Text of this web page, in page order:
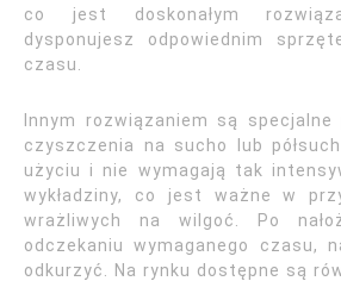
co jest doskonałym
dysponujesz odpowiednim
czasu.
Innym rozwiązaniem są
czyszczenia na sucho lub
użyciu i nie wymagają tak
wykładziny, co jest ważne w
wrażliwych na wilgoć. Po
odczekaniu wymaganego czasu,
odkurzyć. Na rynku dostępne są